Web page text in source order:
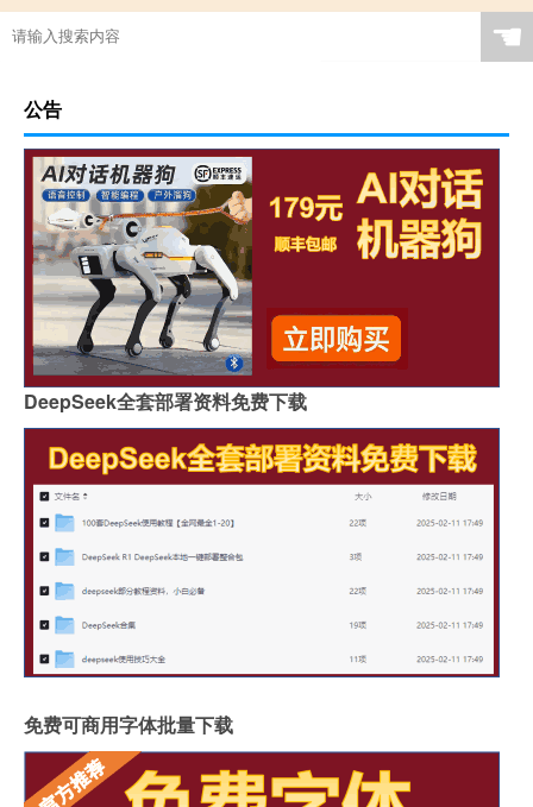
☚
公告
DeepSeek全套部署资料免费下载
免费可商用字体批量下载